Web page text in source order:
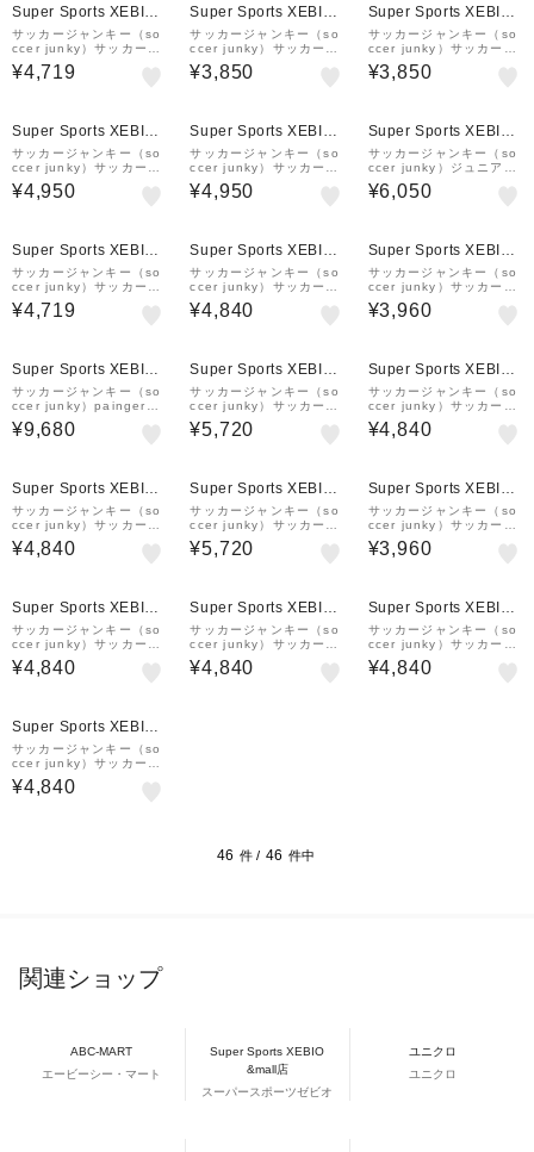
Super Sports XEBIO
&mall店
サッカージャンキー（so
ccer junky）サッカー
フットサルウェア プラク
ティスシャツ MIAMI+10
¥4,719
Super Sports XEBIO
&mall店
サッカージャンキー（so
ccer junky）サッカーウ
ェア キッズ STロゴ プラ
Tシャツ SJ25A30K-20
¥3,850
Super Sports XEBIO
&mall店
サッカージャンキー（so
ccer junky）サッカーウ
ェア ジュニア STロゴ プ
ラクティスシャツ SJ25
¥3,850
Super Sports XEBIO
&mall店
サッカージャンキー（so
ccer junky）サッカーウ
ェア Cursive ひんやりプ
ラ Tシャツ CP26A19-0
¥4,950
Super Sports XEBIO
&mall店
サッカージャンキー（so
ccer junky）サッカーウ
ェア Cursive ひんやりプ
ラ Tシャツ CP26A19-0
¥4,950
Super Sports XEBIO
&mall店
サッカージャンキー（so
ccer junky）ジュニア
サッカーウェア upper
ひんやりストレッチショ
¥6,050
Super Sports XEBIO
&mall店
サッカージャンキー（so
ccer junky）サッカー
フットサルウェア プラク
ティスシャツ MIAMI+10
¥4,719
Super Sports XEBIO
&mall店
サッカージャンキー（so
ccer junky）サッカーウ
ェア ドリブルマン+10
半袖Tシャツ JR26F06-2
¥4,840
Super Sports XEBIO
&mall店
サッカージャンキー（so
ccer junky）サッカーウ
ェア STロゴ プラTシャ
ツ SJ25A30-91
¥3,960
Super Sports XEBIO
&mall店
サッカージャンキー（so
ccer junky）paingerma
in バックパック CP24D
79-02
¥9,680
Super Sports XEBIO
&mall店
サッカージャンキー（so
ccer junky）サッカーウ
ェア Siiiiiiiii! 半袖Tシャ
ツ SJ26A56-01
¥5,720
Super Sports XEBIO
&mall店
サッカージャンキー（so
ccer junky）サッカーウ
ェア ドリブルマン+FRA
半袖Tシャツ SJ26F25-0
¥4,840
Super Sports XEBIO
&mall店
サッカージャンキー（so
ccer junky）サッカーウ
ェア ドリブルマン+ARG
半袖Tシャツ SJ26F23-0
¥4,840
Super Sports XEBIO
&mall店
サッカージャンキー（so
ccer junky）サッカーウ
ェア Siiiiiiiii! 半袖Tシャ
ツ SJ26A56-02
¥5,720
Super Sports XEBIO
&mall店
サッカージャンキー（so
ccer junky）サッカーウ
ェア STロゴ プラTシャ
ツ SJ25A30-200
¥3,960
Super Sports XEBIO
&mall店
サッカージャンキー（so
ccer junky）サッカーウ
ェア ドリブルマン+11
半袖Tシャツ JR26F07-2
¥4,840
Super Sports XEBIO
&mall店
サッカージャンキー（so
ccer junky）サッカーウ
ェア ドリブルマン+ARG
半袖Tシャツ SJ26F23-0
¥4,840
Super Sports XEBIO
&mall店
サッカージャンキー（so
ccer junky）サッカーウ
ェア ドリブルマン+BRA
半袖Tシャツ SJ26F22-0
¥4,840
Super Sports XEBIO
&mall店
サッカージャンキー（so
ccer junky）サッカーウ
ェア ドリブルマン+10
半袖Tシャツ JR26F06-0
¥4,840
46 件 / 46 件中
関連ショップ
ABC-MART
エービーシー・マート
Super Sports XEBIO
&mall店
スーパースポーツゼビオ
ユニクロ
ユニクロ